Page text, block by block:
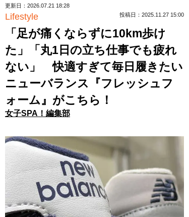
更新日：2026.07.21 18:28
Lifestyle 投稿日：2025.11.27 15:00
「足が痛くならずに10km歩け
た」「丸1日の立ち仕事でも疲れ
ない」 快適すぎて毎日履きたい
ニューバランス『フレッシュフ
ォーム』がこちら！
女子SPA！編集部